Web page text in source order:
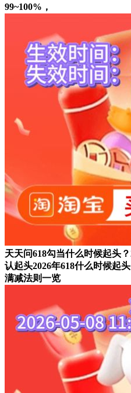
99~100%，
天天问618勾当什么时候起头
认起头2026年618什么时候起
满减法则一览